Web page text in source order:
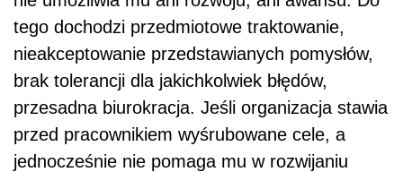
tego dochodzi przedmiotowe traktowanie,
nieakceptowanie przedstawianych pomysłów,
brak tolerancji dla jakichkolwiek błędów,
przesadna biurokracja. Jeśli organizacja stawia
przed pracownikiem wyśrubowane cele, a
jednocześnie nie pomaga mu w rozwijaniu